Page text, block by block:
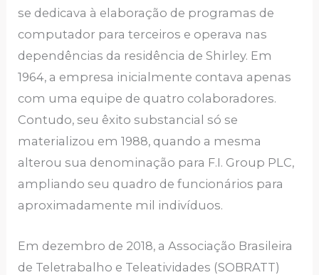
se dedicava à elaboração de programas de
computador para terceiros e operava nas
dependências da residência de Shirley. Em
1964, a empresa inicialmente contava apenas
com uma equipe de quatro colaboradores.
Contudo, seu êxito substancial só se
materializou em 1988, quando a mesma
alterou sua denominação para F.I. Group PLC,
ampliando seu quadro de funcionários para
aproximadamente mil indivíduos.
Em dezembro de 2018, a Associação Brasileira
de Teletrabalho e Teleatividades (SOBRATT)